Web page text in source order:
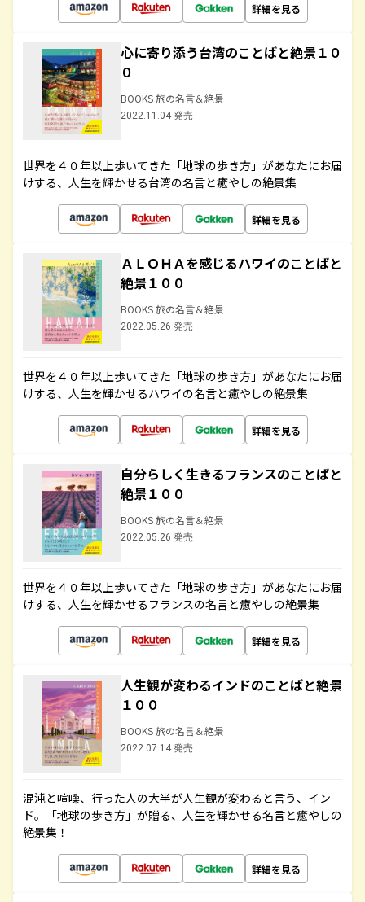
詳細を見る
心に寄り添う台湾のことばと絶景１０
０
BOOKS 旅の名言＆絶景
2022.11.04 発売
世界を４０年以上歩いてきた「地球の歩き方」があなたにお届
けする、人生を輝かせる台湾の名言と癒やしの絶景集
詳細を見る
ＡＬＯＨＡを感じるハワイのことばと
絶景１００
BOOKS 旅の名言＆絶景
2022.05.26 発売
世界を４０年以上歩いてきた「地球の歩き方」があなたにお届
けする、人生を輝かせるハワイの名言と癒やしの絶景集
詳細を見る
自分らしく生きるフランスのことばと
絶景１００
BOOKS 旅の名言＆絶景
2022.05.26 発売
世界を４０年以上歩いてきた「地球の歩き方」があなたにお届
けする、人生を輝かせるフランスの名言と癒やしの絶景集
詳細を見る
人生観が変わるインドのことばと絶景
１００
BOOKS 旅の名言＆絶景
2022.07.14 発売
混沌と喧噪、行った人の大半が人生観が変わると言う、イン
ド。「地球の歩き方」が贈る、人生を輝かせる名言と癒やしの
絶景集！
詳細を見る